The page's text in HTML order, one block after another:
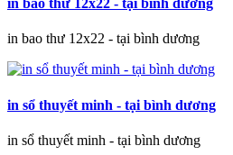
in bao thư 12x22 - tại bình dương
in bao thư 12x22 - tại bình dương
in sổ thuyết minh - tại bình dương
in sổ thuyết minh - tại bình dương